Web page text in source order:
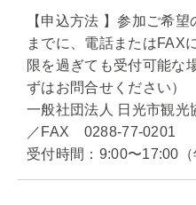
【申込方法 】参加ご希
までに、電話またはFAX
限を過ぎても受付可能な
ずはお問合せください）
一般社団法人 日光市観
／FAX 0288-77-0201
受付時間：9:00〜17:00（